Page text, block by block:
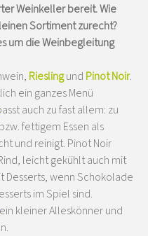
Weinkeller bereit. Wie
Sortiment zurecht?
um die Weinbegleitung
Rieslingund Pinot Noir.
ein ganzes Menü
auch zu fast allem: zu
fettigem Essen als
und reinigt. Pinot Noir
leicht gekühlt auch mit
Desserts, wenn Schokolade
im Spiel sind.
ein kleiner Alleskönner und